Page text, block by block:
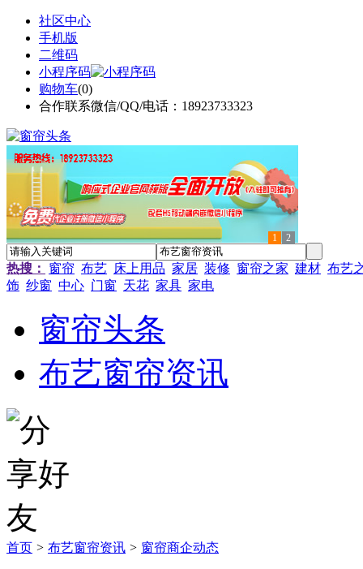
社区中心
手机版
二维码
小程序码
购物车(0)
合作联系微信/QQ/电话：18923733323
1 2
热搜： 窗帘 布艺 床上用品 家居 装修 窗帘之家 建材 布艺
饰 纱窗 中心 门窗 天花 家具 家电
窗帘头条
布艺窗帘资讯
首页 > 布艺窗帘资讯 > 窗帘商企动态